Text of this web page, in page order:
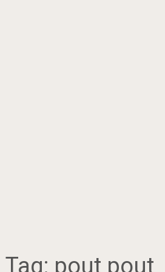
Tag: pout pout